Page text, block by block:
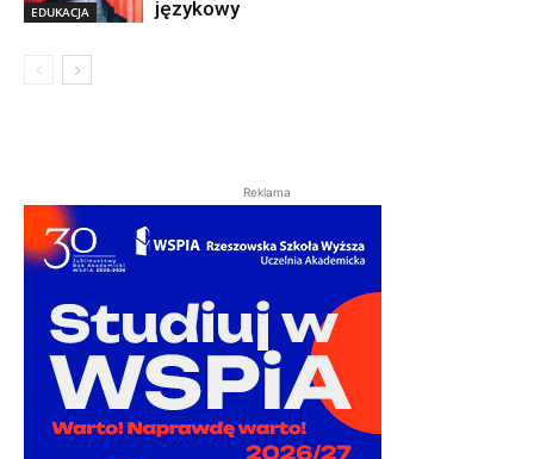
EDUKACJA
językowy
Reklama